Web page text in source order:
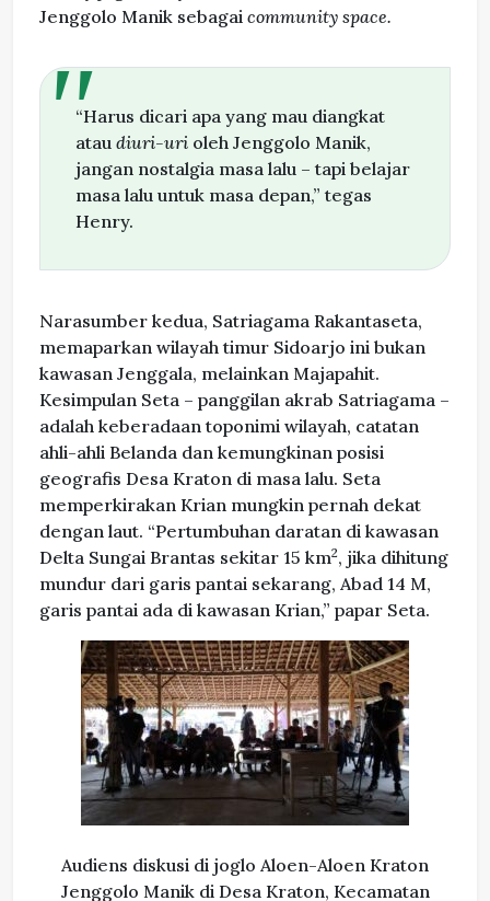
Jenggolo Manik sebagai community space.
“Harus dicari apa yang mau diangkat
atau diuri-uri oleh Jenggolo Manik,
jangan nostalgia masa lalu – tapi belajar
masa lalu untuk masa depan,” tegas
Henry.
Narasumber kedua, Satriagama Rakantaseta,
memaparkan wilayah timur Sidoarjo ini bukan
kawasan Jenggala, melainkan Majapahit.
Kesimpulan Seta – panggilan akrab Satriagama –
adalah keberadaan toponimi wilayah, catatan
ahli-ahli Belanda dan kemungkinan posisi
geografis Desa Kraton di masa lalu. Seta
memperkirakan Krian mungkin pernah dekat
dengan laut. “Pertumbuhan daratan di kawasan
Delta Sungai Brantas sekitar 15 km2, jika dihitung
mundur dari garis pantai sekarang, Abad 14 M,
garis pantai ada di kawasan Krian,” papar Seta.
Audiens diskusi di joglo Aloen-Aloen Kraton
Jenggolo Manik di Desa Kraton, Kecamatan